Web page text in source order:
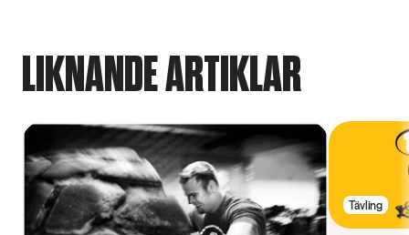
LIKNANDE ARTIKLAR
Tävling